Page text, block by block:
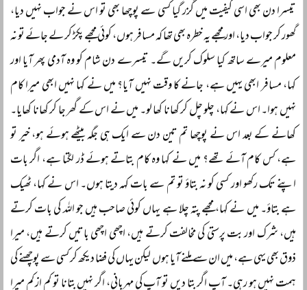
تیسرا دن بھی اسی کیفیت میں گزر گیا کسی سے پوچھا بھی تو اس نے جواب نہیں دیا،
گھور کر جواب دیا، اور مجھے یہ خطرہ بھی تھا کہ مسافر ہوں، کوئی مجھے پکڑ کر لے جائے تو نہ
معلوم میرے ساتھ کیا سلوک کریں گے۔ تیسرے دن شام کو وہ آدمی پھر آیا اور
کہا، مسافر ابھی یہیں ہے، جانے کا وقت نہیں آیا؟ میں نے کہا نہیں ابھی میرا کام
نہیں ہوا۔ اس نے کہا، چلو چل کر کھانا کھا لو۔ میں نے اس کے گھر جا کر کھانا کھایا۔
کھانے کے بعد اس نے پوچھا تم تین دن سے ایک ہی جگہ بیٹھے ہوئے ہو، خیر تو
ہے، کس کام آئے تھے؟ میں نے کہا وہ کام بتاتے ہوئے ڈر لگتا ہے، اگر بات
اپنے تک رکھو اور کسی کو نہ بتاؤ تو تم سے بات کہہ دیتا ہوں۔ اس نے کہا، ٹھیک
ہے بتاؤ۔ میں نے کہا، مجھے پتہ چلا ہے یہاں کوئی صاحب ہیں جو اللہ کی بات کرتے
ہیں، شرک اور بت پرستی کی مخالفت کرتے ہیں، اچھی اچھی باتیں کرتے ہیں، میرا
ذوق بھی یہی ہے، میں ان سے ملنے آیا ہوں لیکن یہاں کی فضا دیکھ کر کسی سے پوچھنے کی
ہمت نہیں ہو رہی۔ آپ اگر بتا دیں تو آپ کی مہربانی، اگر نہیں بتانا تو کم از کم میرا